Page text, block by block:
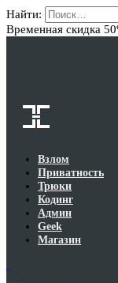
Найти:
Временная скидка
Взлом
Приватность
Трюки
Кодинг
Админ
Geek
Магазин